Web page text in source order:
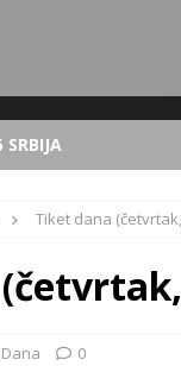
SRBIJA
Tiket dana
0